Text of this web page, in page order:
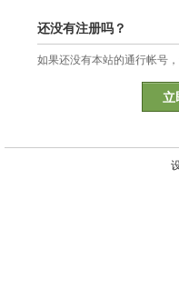
还没有注册吗？
如果还没有本站的通行帐号
立